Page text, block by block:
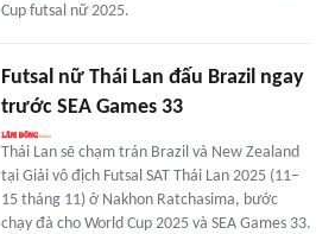
Cup futsal nữ 2025.
Futsal nữ Thái Lan đấu Brazil ngay
trước SEA Games 33
Thái Lan sẽ chạm trán Brazil và New Zealand
tại Giải vô địch Futsal SAT Thái Lan 2025 (11–
15 tháng 11) ở Nakhon Ratchasima, bước
chạy đà cho World Cup 2025 và SEA Games 33.